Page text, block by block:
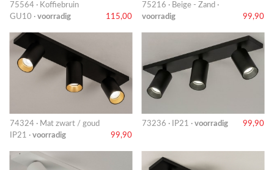
75564 · Koffiebruin
GU10 · voorradig 115,00
75216 · Beige - Zand ·
voorradig
99,90
74324 · Mat zwart / goud
IP21 · voorradig 99,90
73236 · IP21 · voorradig 99,90